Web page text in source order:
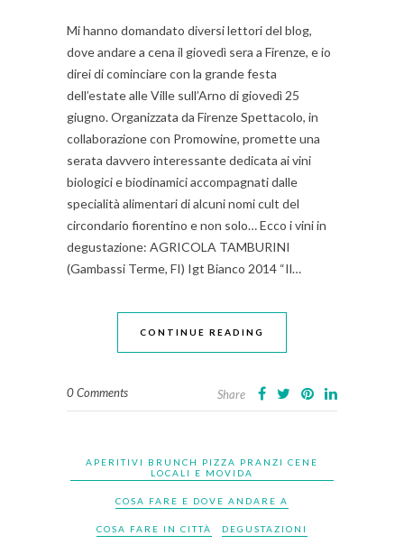
Mi hanno domandato diversi lettori del blog,
dove andare a cena il giovedì sera a Firenze, e io
direi di cominciare con la grande festa
dell’estate alle Ville sull’Arno di giovedì 25
giugno. Organizzata da Firenze Spettacolo, in
collaborazione con Promowine, promette una
serata davvero interessante dedicata ai vini
biologici e biodinamici accompagnati dalle
specialità alimentari di alcuni nomi cult del
circondario fiorentino e non solo… Ecco i vini in
degustazione: AGRICOLA TAMBURINI
(Gambassi Terme, FI) Igt Bianco 2014 “Il…
CONTINUE READING
0 Comments Share
APERITIVI BRUNCH PIZZA PRANZI CENE
LOCALI E MOVIDA
COSA FARE E DOVE ANDARE A
COSA FARE IN CITTÀ DEGUSTAZIONI